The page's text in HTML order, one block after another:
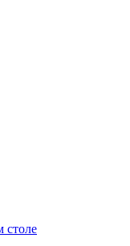
столе